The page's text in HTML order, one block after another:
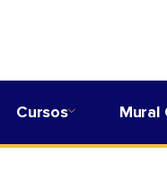
Cursos Mural